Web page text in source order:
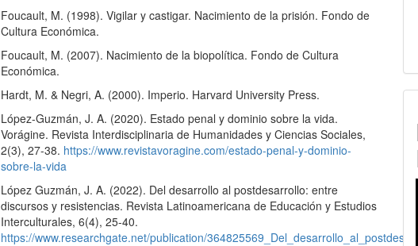
Foucault, M. (1998). Vigilar y castigar. Nacimiento de la prisión. Fondo de
Cultura Económica.
Foucault, M. (2007). Nacimiento de la biopolítica. Fondo de Cultura
Económica.
Hardt, M. & Negri, A. (2000). Imperio. Harvard University Press.
López-Guzmán, J. A. (2020). Estado penal y dominio sobre la vida.
Vorágine. Revista Interdisciplinaria de Humanidades y Ciencias Sociales,
2(3), 27-38. https://www.revistavoragine.com/estado-penal-y-dominio-
sobre-la-vida
López Guzmán, J. A. (2022). Del desarrollo al postdesarrollo: entre
discursos y resistencias. Revista Latinoamericana de Educación y Estudios
Interculturales, 6(4), 25-40.
https://www.researchgate.net/publication/